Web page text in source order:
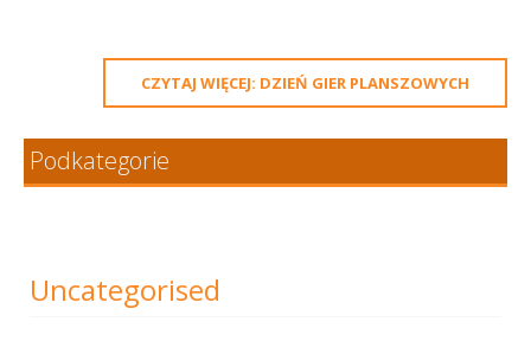
CZYTAJ WIĘCEJ: DZIEŃ GIER PLANSZOWYCH
Podkategorie
Uncategorised